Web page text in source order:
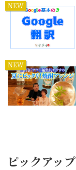
NEW
NEW
ピックアップ